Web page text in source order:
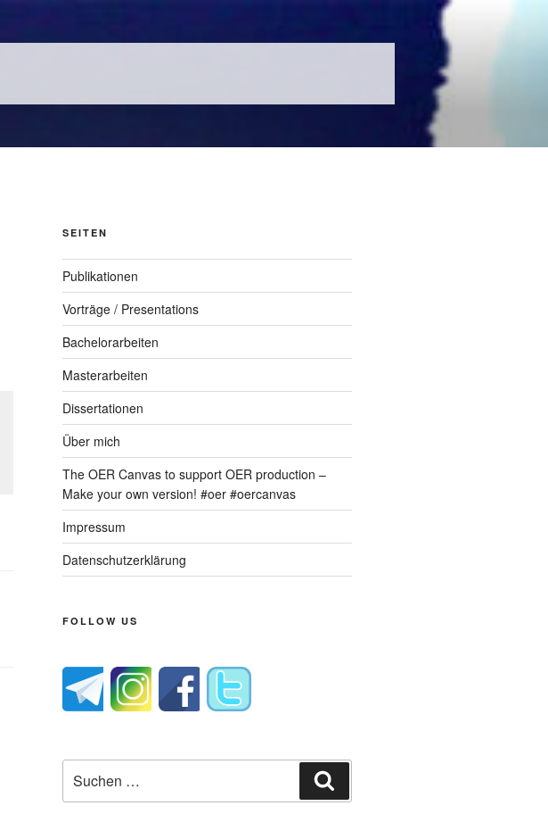
SEITEN
Publikationen
Vorträge / Presentations
Bachelorarbeiten
Masterarbeiten
Dissertationen
Über mich
The OER Canvas to support OER production –
Make your own version! #oer #oercanvas
Impressum
Datenschutzerklärung
FOLLOW US
nach: